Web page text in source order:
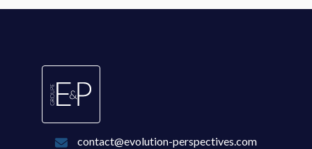
contact@evolution-perspectives.com